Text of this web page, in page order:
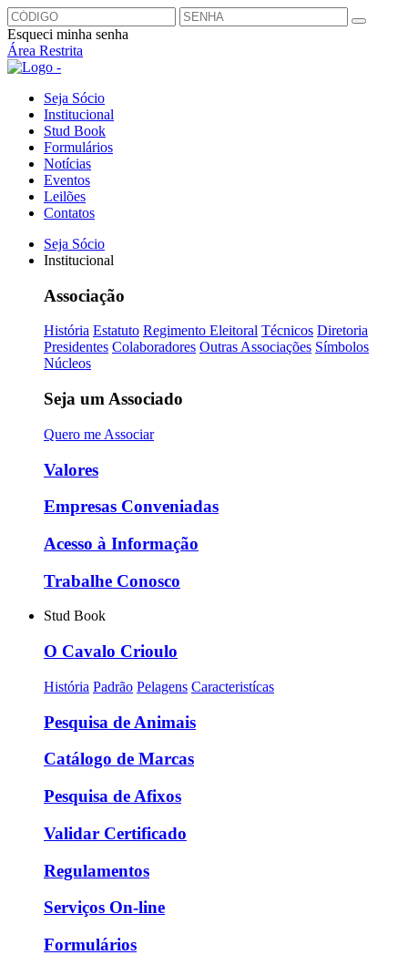
Esqueci minha senha
Área Restrita
Seja Sócio
Institucional
Stud Book
Formulários
Notícias
Eventos
Leilões
Contatos
Seja Sócio
Institucional
Associação
História Estatuto Regimento Eleitoral Técnicos Diretoria
Presidentes Colaboradores Outras Associações Símbolos
Núcleos
Seja um Associado
Quero me Associar
Valores
Empresas Conveniadas
Acesso à Informação
Trabalhe Conosco
Stud Book
O Cavalo Crioulo
História Padrão Pelagens Caracteristícas
Pesquisa de Animais
Catálogo de Marcas
Pesquisa de Afixos
Validar Certificado
Regulamentos
Serviços On-line
Formulários